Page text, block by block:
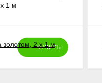
1 м
КУПИТЬ